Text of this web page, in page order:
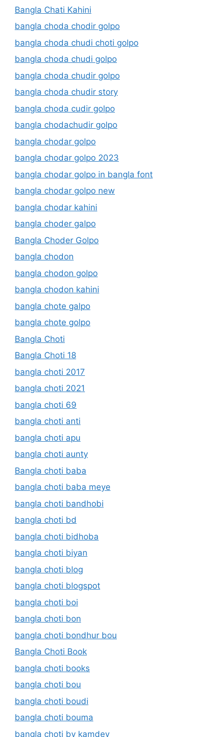
Bangla Chati Kahini
bangla choda chodir golpo
bangla choda chudi choti golpo
bangla choda chudi golpo
bangla choda chudir golpo
bangla choda chudir story
bangla choda cudir golpo
bangla chodachudir golpo
bangla chodar golpo
bangla chodar golpo 2023
bangla chodar golpo in bangla font
bangla chodar golpo new
bangla chodar kahini
bangla choder galpo
Bangla Choder Golpo
bangla chodon
bangla chodon golpo
bangla chodon kahini
bangla chote galpo
bangla chote golpo
Bangla Choti
Bangla Choti 18
bangla choti 2017
bangla choti 2021
bangla choti 69
bangla choti anti
bangla choti apu
bangla choti aunty
Bangla choti baba
bangla choti baba meye
bangla choti bandhobi
bangla choti bd
bangla choti bidhoba
bangla choti biyan
bangla choti blog
bangla choti blogspot
bangla choti boi
bangla choti bon
bangla choti bondhur bou
Bangla Choti Book
bangla choti books
bangla choti bou
bangla choti boudi
bangla choti bouma
bangla choti by kamdev